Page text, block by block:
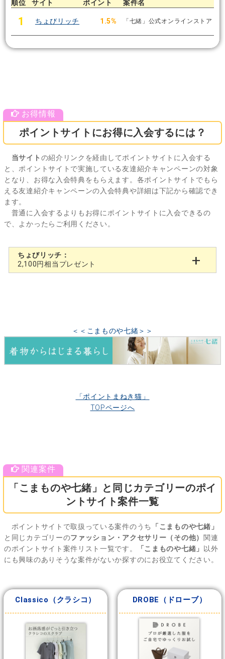
順位 サイト ポイント 案件名
1 ちょびリッチ 1.5% 「七緒」公式オンラインストア
ポイントサイトにお得に入会するには？
当サイト の紹介リンクを経由してポイントサイトに入会する
と、ポイントサイトで実施している友達紹介キャンペーンの対象
となり、お得な入会特典をもらえます。各ポイントサイトでもら
える友達紹介キャンペーンの入会特典や詳細は下記から確認でき
ます。
普通に入会するよりもお得にポイントサイトに入会できるの
で、よかったらご利用ください。
ちょびリッチ：
2,100円相当プレゼント
＜＜こまものや七緒＞＞
「ポイントまねき猫」
TOPページへ
「こまものや七緒」と同じカテゴリーのポイ
ントサイト案件一覧
ポイントサイトで取扱っている案件のうち
「こまものや七緒」
と同じカテゴリーのファッション・アクセサリー（その他） 関連
のポイントサイト案件リスト一覧です。
「こまものや七緒」
以外
にも興味のありそうな案件がないか探すのにお役立てください。
Classico（クラシコ） DROBE（ドローブ）